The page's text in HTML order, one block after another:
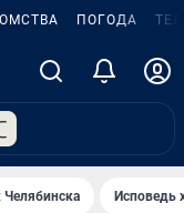
ПОГОДА
Челябинска Исповедь